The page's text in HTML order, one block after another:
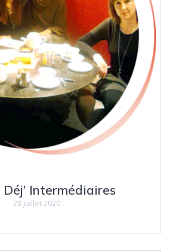
Déj’ Intermédiaires
28 juillet 2020